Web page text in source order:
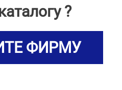
?
ФИРМУ